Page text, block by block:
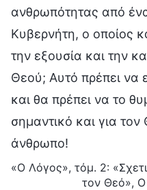
ανθρωπότητας από
Κυβερνήτη, ο οποίος
την εξουσία και την
Θεού; Αυτό πρέπει να
και θα πρέπει να το
σημαντικό και για τον
άνθρωπο!
«Ο Λόγος», τόμ. 2:
τον Θεό», Ο